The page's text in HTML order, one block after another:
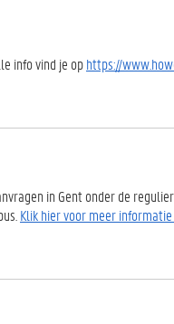
info vind je ophttps://
in Gent onder de
Klik hier voor meer